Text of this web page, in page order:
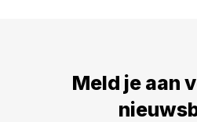
Meld je aan